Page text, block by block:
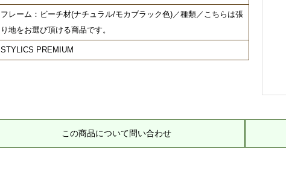
フレーム：ビーチ材(ナチュラル/モカブラック色)／種類／こちらは張
り地をお選び頂ける商品です。
STYLICS PREMIUM
この商品について問い合わせ